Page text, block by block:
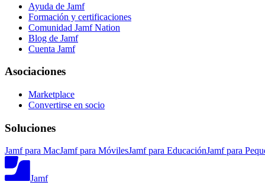
Ayuda de Jamf
Formación y certificaciones
Comunidad Jamf Nation
Blog de Jamf
Cuenta Jamf
Asociaciones
Marketplace
Convertirse en socio
Soluciones
Jamf para MacJamf para MóvilesJamf para EducaciónJamf para
Jamf